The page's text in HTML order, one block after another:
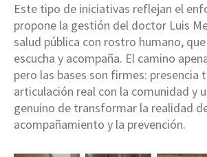
Este tipo de iniciativas reflejan el
propone la gestión del doctor Luis
salud pública con rostro humano,
escucha y acompaña. El camino
pero las bases son firmes: presencia
articulación real con la comunidad y
genuino de transformar la realidad
acompañamiento y la prevención.